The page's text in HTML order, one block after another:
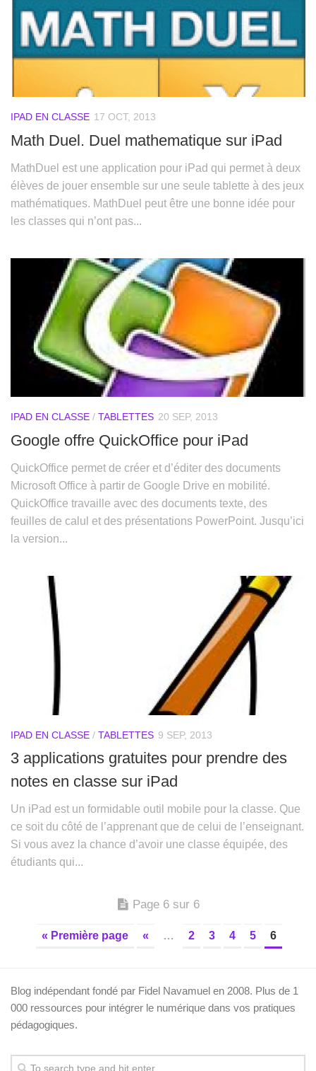
IPAD EN CLASSE 17 OCT, 2013
Math Duel. Duel mathematique sur iPad
MathDuel est une application pour iPad qui permet à deux
élèves de jouer ensemble sur une seule tablette à des jeux
mathématiques. MathDuel peut être une bonne idée pour
les classes qui n’ont pas...
IPAD EN CLASSE / TABLETTES 20 SEP, 2013
Google offre QuickOffice pour iPad
QuickOffice permet de créer et d’éditer des documents
Microsoft Office à partir de Google Drive en mobilité.
QuickOffice travaille avec des documents texte, des
feuilles de calul et des présentations PowerPoint. Jusqu’ici
la version...
IPAD EN CLASSE / TABLETTES 9 SEP, 2013
3 applications gratuites pour prendre des
notes en classe sur iPad
Un iPad est un formidable outil mobile pour la classe. Que
ce soit du côté de l’apprenant que de celui de l’enseignant.
Si vous avez la chance d’avoir une classe équipée, des
étudiants qui...
Page 6 sur 6
« Première page « … 2 3 4 5 6
Blog indépendant fondé par Fidel Navamuel en 2008. Plus de 1
000 ressources pour intégrer le numérique dans vos pratiques
pédagogiques.